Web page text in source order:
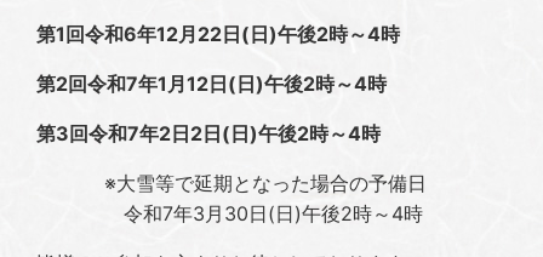
第1回令和6年12月22日(日)午後2時～4時
第2回令和7年1月12日(日)午後2時～4時
第3回令和7年2日2日(日)午後2時～4時
※大雪等で延期となった場合の予備日
令和7年3月30日(日)午後2時～4時